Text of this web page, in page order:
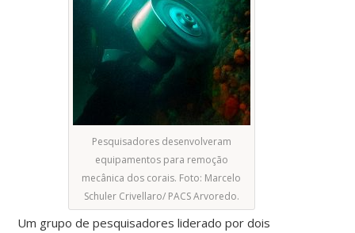
Pesquisadores desenvolveram
equipamentos para remoção
mecânica dos corais. Foto: Marcelo
Schuler Crivellaro/ PACS Arvoredo.
Um grupo de pesquisadores liderado por dois